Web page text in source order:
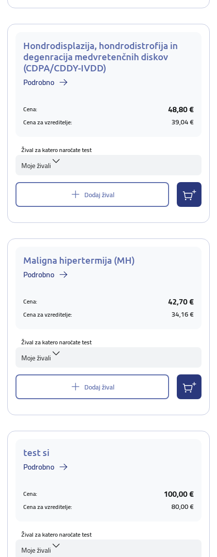
Hondrodisplazija, hondrodistrofija in
degenracija medvretenčnih diskov
(CDPA/CDDY-IVDD)
Podrobno
Cena: 48,80 €
Cena za vzreditelje: 39,04 €
Žival za katero naročate test
Moje živali
Dodaj žival
Maligna hipertermija (MH)
Podrobno
Cena: 42,70 €
Cena za vzreditelje: 34,16 €
Žival za katero naročate test
Moje živali
Dodaj žival
test si
Podrobno
Cena: 100,00 €
Cena za vzreditelje: 80,00 €
Žival za katero naročate test
Moje živali